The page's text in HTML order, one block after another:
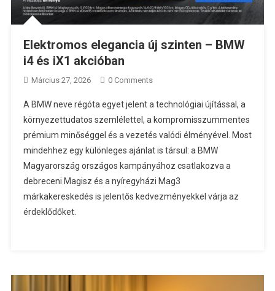
Elektromos elegancia új szinten – BMW
i4 és iX1 akcióban
Március 27, 2026 0 Comments
A BMW neve régóta egyet jelent a technológiai újítással, a
környezettudatos szemlélettel, a kompromisszummentes
prémium minőséggel és a vezetés valódi élményével. Most
mindehhez egy különleges ajánlat is társul: a BMW
Magyarország országos kampányához csatlakozva a
debreceni Magisz és a nyíregyházi Mag3
márkakereskedés is jelentős kedvezményekkel várja az
érdeklődőket.